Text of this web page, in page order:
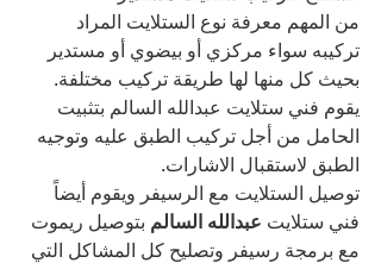
من المهم معرفة نوع الستلايت المراد
تركيبه سواء مركزي أو بيضوي أو مستدير
بحيث كل منها لها طريقة تركيب مختلفة.
يقوم فني ستلايت عبدالله السالم بتثبيت
الحامل من أجل تركيب الطبق عليه وتوجيه
الطبق لاستقبال الاشارات.
توصيل الستلايت مع الرسيفر ويقوم أيضاً
فني ستلايت عبدالله السالم بتوصيل ريموت
مع برمجة رسيفر وتصليح كل المشاكل التي